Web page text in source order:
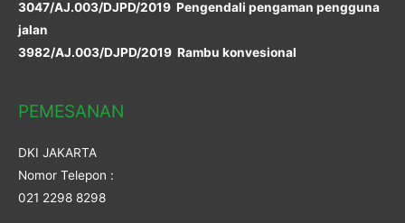
3047/AJ.003/DJPD/2019 Pengendali pengaman pengguna
jalan
3982/AJ.003/DJPD/2019 Rambu konvesional
PEMESANAN
DKI JAKARTA
Nomor Telepon :
021 2298 8298